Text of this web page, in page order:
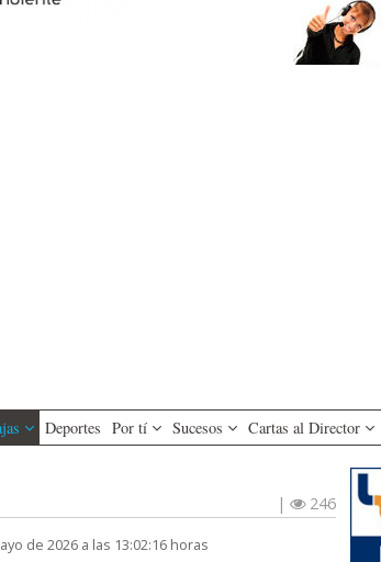
Deportes Por tí Sucesos Cartas al Director
|
246
de 2026 a las 13:02:16 horas